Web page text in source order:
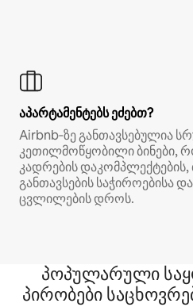
აპარტამენტებს ეძებთ?
Airbnb‑ზე განთავსებულია
კეთილმოწყობილი ბინები,
კადრების
განთავსების საჭიროებისა
ცვლილების დროს.
პოპულარული
პირობები